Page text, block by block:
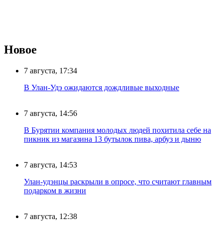
Новое
7 августа, 17:34
В Улан-Удэ ожидаются дождливые выходные
7 августа, 14:56
В Бурятии компания молодых людей похитила себе на
пикник из магазина 13 бутылок пива, арбуз и дыню
7 августа, 14:53
Улан-удэнцы раскрыли в опросе, что считают главным
подарком в жизни
7 августа, 12:38